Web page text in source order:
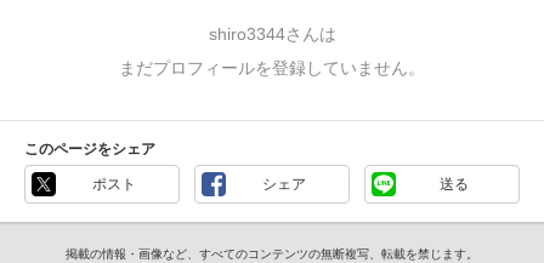
shiro3344さんは
まだプロフィールを登録していません。
このページをシェア
ポスト シェア 送る
掲載の情報・画像など、すべてのコンテンツの無断複写、転載を禁じます。